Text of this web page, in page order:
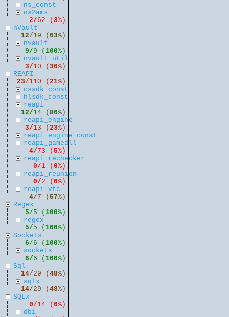
ns_const
ns2amx
2/62 (3%)
nVault
12/19 (63%)
nvault
9/9 (100%)
nvault_util
3/10 (30%)
REAPI
23/110 (21%)
cssdk_const
hlsdk_const
reapi
12/14 (86%)
reapi_engine
3/13 (23%)
reapi_engine_const
reapi_gamedll
4/73 (5%)
reapi_rechecker
0/1 (0%)
reapi_reunion
0/2 (0%)
reapi_vtc
4/7 (57%)
Regex
5/5 (100%)
regex
5/5 (100%)
Sockets
6/6 (100%)
sockets
6/6 (100%)
Sql
14/29 (48%)
sqlx
14/29 (48%)
SQLx
0/14 (0%)
dbi